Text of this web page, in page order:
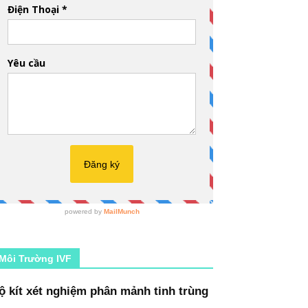
Trường IVF
kít xét nghiệm phân mảnh tinh trùng